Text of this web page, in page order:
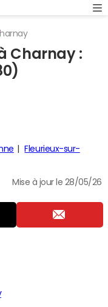
Charnay :
Fleurieux-sur-
Mise à jour le 28/05/26